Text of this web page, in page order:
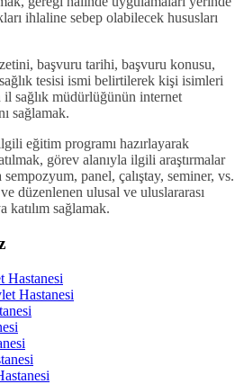
ihlaline sebep olabilecek hususları
başvuru tarihi, başvuru konusu,
tesisi ismi belirtilerek kişi isimleri
sağlık müdürlüğünün internet
sağlamak.
eğitim programı hazırlayarak
görev alanıyla ilgili araştırmalar
panel, çalıştay, seminer, vs.
düzenlenen ulusal ve uluslararası
katılım sağlamak.
Hastanesi
Hastanesi